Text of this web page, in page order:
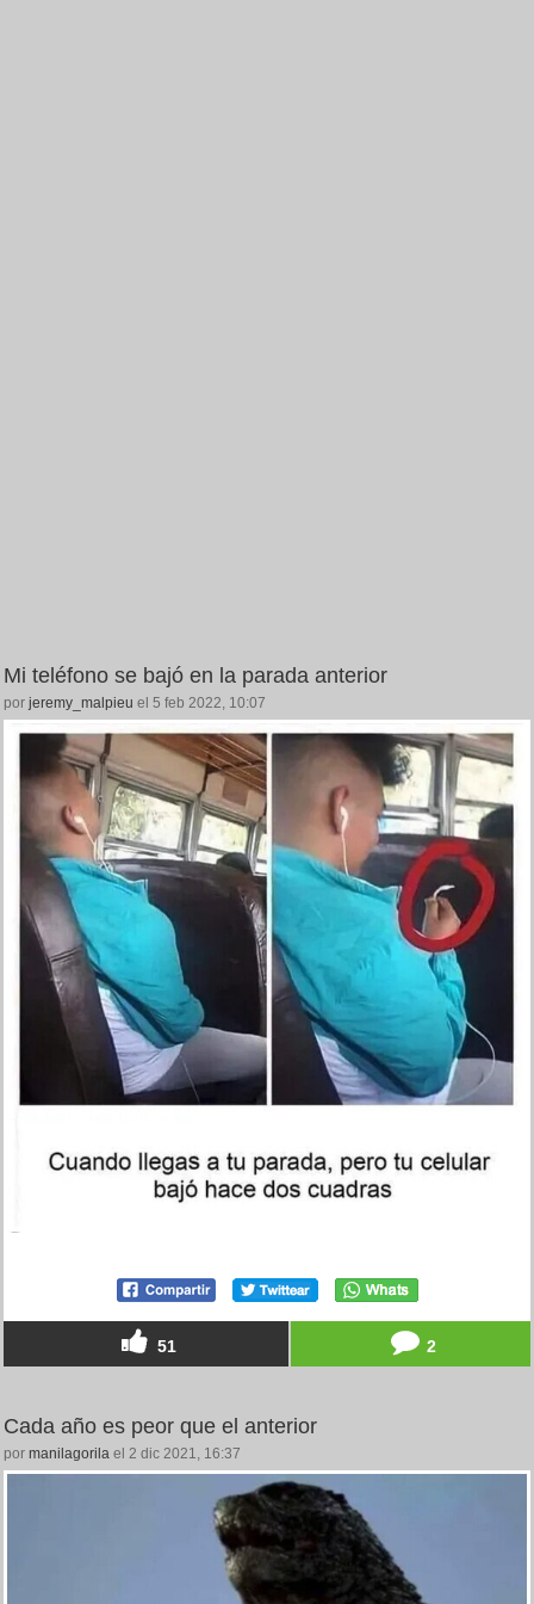
Mi teléfono se bajó en la parada anterior
por jeremy_malpieu el 5 feb 2022, 10:07
51 2
Cada año es peor que el anterior
por manilagorila el 2 dic 2021, 16:37